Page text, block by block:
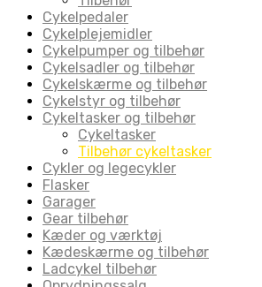
Cykelpedaler
Cykelplejemidler
Cykelpumper og tilbehør
Cykelsadler og tilbehør
Cykelskærme og tilbehør
Cykelstyr og tilbehør
Cykeltasker og tilbehør
Cykeltasker
Tilbehør cykeltasker
Cykler og legecykler
Flasker
Garager
Gear tilbehør
Kæder og værktøj
Kædeskærme og tilbehør
Ladcykel tilbehør